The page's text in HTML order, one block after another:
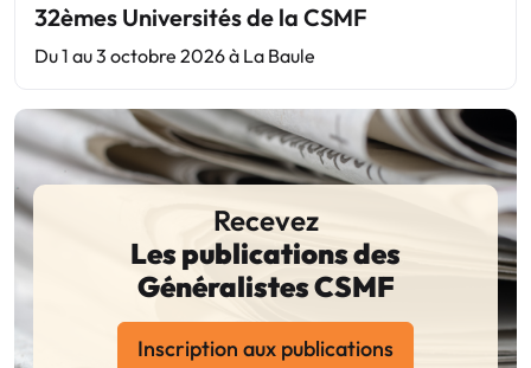
32èmes Universités de la CSMF
Du 1 au 3 octobre 2026 à La Baule
Recevez
Les publications des
Généralistes CSMF
Inscription aux publications